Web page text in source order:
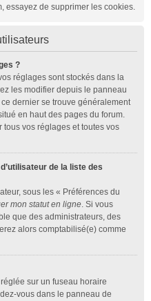
essayez de supprimer les cookies.
?
réglages sont stockés dans la
les modifier depuis le panneau
dernier se trouve généralement
en haut des pages du forum.
vos réglages et toutes vos
de la liste des
sous les « Préférences du
mon statut en ligne. Si vous
que des administrateurs, des
alors comptabilisé(e) comme
réglée sur un fuseau horaire
vous dans le panneau de